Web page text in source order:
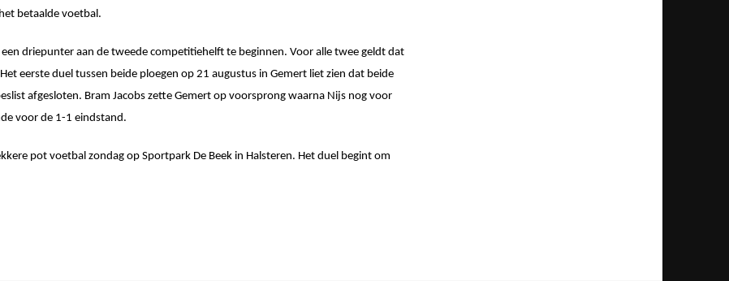
betaalde voetbal.
driepunter aan de tweede competitiehelft te beginnen. Voor alle twee geldt dat
eerste duel tussen beide ploegen op 21 augustus in Gemert liet zien dat beide
afgesloten. Bram Jacobs zette Gemert op voorsprong waarna Nijs nog voor
voor de 1-1 eindstand.
pot voetbal zondag op Sportpark De Beek in Halsteren. Het duel begint om